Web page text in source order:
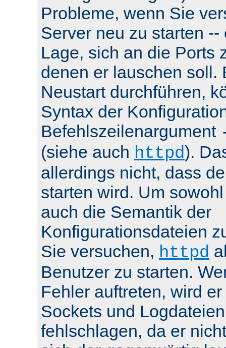
Probleme, wenn Sie
Server neu zu starten
Lage, sich an die Ports
denen er lauschen soll.
Neustart durchführen,
Syntax der
Befehlszeilenargument
(siehe auch httpd).
allerdings nicht, dass
starten wird. Um
auch die Semantik der
Konfigurationsdateien
Sie versuchen, httpd
Benutzer zu starten.
Fehler auftreten, wird
Sockets und
fehlschlagen, da er